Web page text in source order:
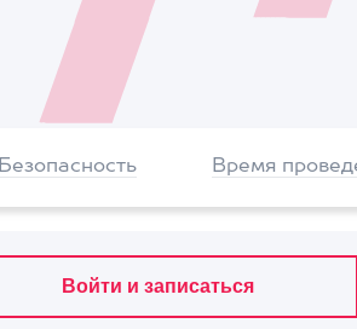
Безопасность Время